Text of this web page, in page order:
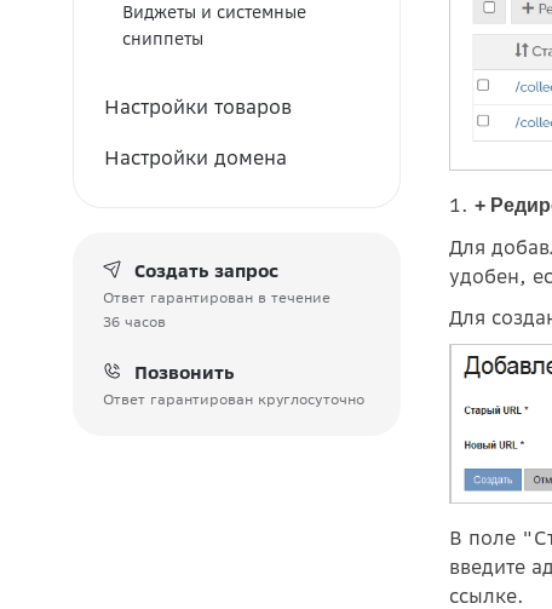
Виджеты и системные
сниппеты
Настройки товаров
Настройки домена
Создать запрос
Ответ гарантирован в течение
36 часов
Позвонить
Ответ гарантирован круглосуточно
1. +
Для
удобен,
Для
В поле
введите
ссылке.